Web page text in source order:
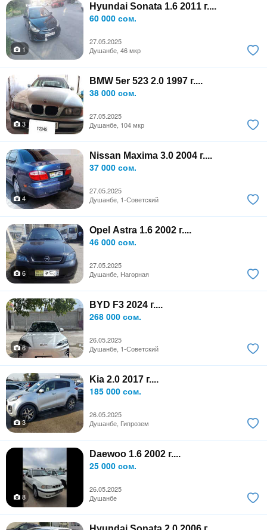
Hyundai Sonata 1.6 2011 г....
60 000 сом.
27.05.2025
1
Душанбе, 46 мкр
BMW 5er 523 2.0 1997 г....
38 000 сом.
27.05.2025
3
Душанбе, 104 мкр
Nissan Maxima 3.0 2004 г....
37 000 сом.
27.05.2025
4
Душанбе, 1-Советский
Opel Astra 1.6 2002 г....
46 000 сом.
27.05.2025
6
Душанбе, Нагорная
BYD F3 2024 г....
268 000 сом.
26.05.2025
6
Душанбе, 1-Советский
Kia 2.0 2017 г....
185 000 сом.
26.05.2025
3
Душанбе, Гипрозем
Daewoo 1.6 2002 г....
25 000 сом.
26.05.2025
8
Душанбе